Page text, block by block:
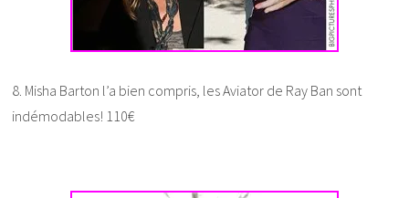
8. Misha Barton l’a bien compris, les Aviator de Ray Ban sont
indémodables! 110€